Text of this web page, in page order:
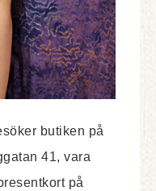
butiken på
41, vara
på